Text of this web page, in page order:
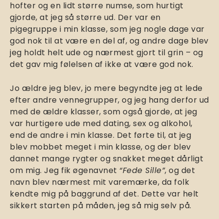
hofter og en lidt større numse, som hurtigt
gjorde, at jeg så større ud. Der var en
pigegruppe i min klasse, som jeg nogle dage var
god nok til at være en del af, og andre dage blev
jeg holdt helt ude og nærmest gjort til grin – og
det gav mig følelsen af ikke at være god nok.
Jo ældre jeg blev, jo mere begyndte jeg at lede
efter andre vennegrupper, og jeg hang derfor ud
med de ældre klasser, som også gjorde, at jeg
var hurtigere ude med dating, sex og alkohol,
end de andre i min klasse. Det førte til, at jeg
blev mobbet meget i min klasse, og der blev
dannet mange rygter og snakket meget dårligt
om mig. Jeg fik øgenavnet “Fede Sille”, og det
navn blev nærmest mit varemærke, da folk
kendte mig på baggrund af det. Dette var helt
sikkert starten på måden, jeg så mig selv på.